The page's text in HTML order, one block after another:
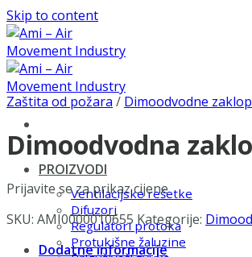
Skip to content
PROIZVODI
Ventilacijske rešetke
Difuzori
Regulatori protoka
Protukišne žaluzine
Zaštita od požara / Dimoodvodne
Dimoodvodna
Prijavite se za prikaz cijene
SKU: AMI0000010655 Kategorije:
Dodatne informacije